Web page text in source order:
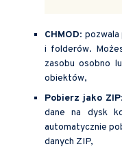
CHMOD:
i folderów.
zasobu osobno
obiektów,
Pobierz jako ZIP
dane na dysk
automatycznie
danych ZIP,